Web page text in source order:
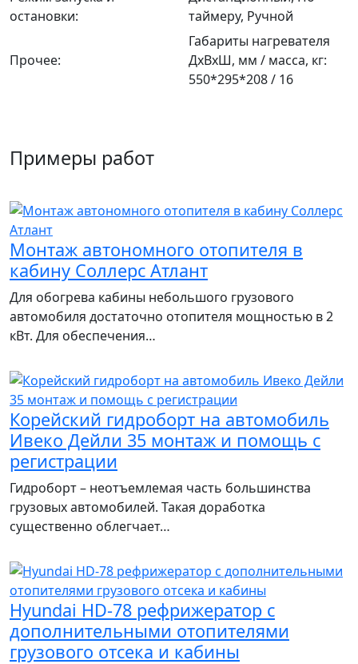
остановки:
таймеру, Ручной
Прочее:
Габариты нагревателя
ДхВхШ, мм / масса, кг:
550*295*208 / 16
Примеры работ
Монтаж автономного отопителя в
кабину Соллерс Атлант
Для обогрева кабины небольшого грузового
автомобиля достаточно отопителя мощностью в 2
кВт. Для обеспечения…
Корейский гидроборт на автомобиль
Ивеко Дейли 35 монтаж и помощь с
регистрации
Гидроборт – неотъемлемая часть большинства
грузовых автомобилей. Такая доработка
существенно облегчает…
Hyundai HD-78 рефрижератор с
дополнительными отопителями
грузового отсека и кабины